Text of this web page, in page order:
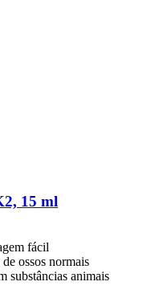
15 ml
fácil
ossos normais
substâncias animais